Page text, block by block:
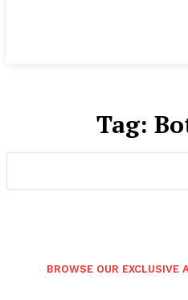
Tag:
BROWSE OUR EXCLUSIVE